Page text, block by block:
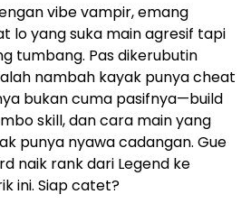
vibe vampir, emang
lo yang suka main agresif tapi
tumbang. Pas dikerubutin
nambah kayak punya cheat
bukan cuma pasifnya—build
skill, dan cara main yang
punya nyawa cadangan. Gue
naik rank dari Legend ke
ini. Siap catet?